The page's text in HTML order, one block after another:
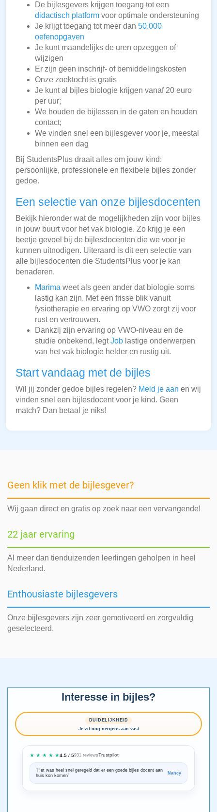
De bijlesgevers krijgen toegang tot een
didactisch platform voor optimale ondersteuning
Je krijgt toegang tot meer dan 50.000
oefenopgaven
Je kunt maandelijks de uren opzeggen of
wijzigen
Er zijn geen inschrijf- of bemiddelingskosten
Onze zoektocht is gratis
Je kunt al bijles biologie krijgen vanaf 20 euro
per uur;
We houden de bijlessen in de gaten en houden
contact;
We vinden snel een bijlesgever voor je, meestal
binnen een dag
Bij StudentsPlus draait alles om jouw kind:
persoonlijke, professionele en flexibele bijles zonder
gedoe.
Een selectie van onze bijlesdocenten
Bekijk hieronder wat de mogelijkheden zijn voor bijles
in jouw buurt voor het vak biologie. Zo krijg je een
beetje gevoel bij de bijlesdocenten die we voor je
kunnen uitnodigen. Uiteraard is dit een selectie van
alle bijlesdocenten die StudentsPlus voor je kan
benaderen.
Marima weet als geen ander dat biologie soms
lastig kan zijn. Met een frisse blik vanuit
fysiotherapie en ervaring op VWO zorgt zij voor
rust en vertrouwen.
Dankzij zijn ervaring op VWO-niveau en de
studie onbekend, legtJob lastige onderwerpen
van het vak biologie helder en rustig uit.
Start vandaag met de bijles
Wil jij zonder gedoe bijles regelen? Meld je aan en wij
vinden snel een bijlesdocent voor je kind. Geen
match? Dan betaal je niks!
Geen klik met de bijlesgever?
Wij gaan direct en gratis op zoek naar een vervangende!
22 jaar ervaring
Al meer dan tienduizenden leerlingen geholpen in heel
Nederland.
Enthousiaste bijlesgevers
Onze bijlesgevers zijn zeer gemotiveerd en zorgvuldig
geselecteerd.
Interesse in bijles?
DUIDELIJKHEID
Je zit nog nergens aan vast
★ ★ ★ ★ ★4.5 / 5931 reviewsTrustpilot
“Het was heel snel geregeld dat er een goede bijles docent aan
huis kon komen”
Nancy